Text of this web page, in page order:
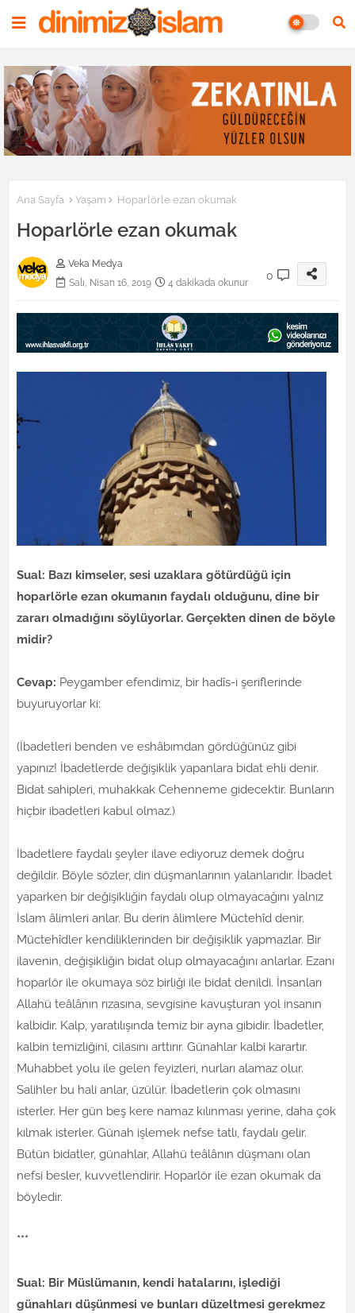
Ana Sayfa Yaşam Hoparlörle ezan okumak
Hoparlörle ezan okumak
Veka Medya
Salı, Nisan 16, 2019
4 dakikada okunur
0
Sual: Bazı kimseler, sesi uzaklara götürdüğü için
hoparlörle ezan okumanın faydalı olduğunu, dine bir
zararı olmadığını söylüyorlar. Gerçekten dinen de böyle
midir?
Cevap: Peygamber efendimiz, bir hadîs-i şeriflerinde
buyuruyorlar ki:
(İbadetleri benden ve eshâbımdan gördüğünüz gibi
yapınız! İbadetlerde değişiklik yapanlara bidat ehli denir.
Bidat sahipleri, muhakkak Cehenneme gidecektir. Bunların
hiçbir ibadetleri kabul olmaz.)
İbadetlere faydalı şeyler ilave ediyoruz demek doğru
değildir. Böyle sözler, din düşmanlarının yalanlarıdır. İbadet
yaparken bir değişikliğin faydalı olup olmayacağını yalnız
İslam âlimleri anlar. Bu derin âlimlere Müctehîd denir.
Müctehîdler kendiliklerinden bir değişiklik yapmazlar. Bir
ilavenin, değişikliğin bidat olup olmayacağını anlarlar. Ezanı
hoparlör ile okumaya söz birliği ile bidat denildi. İnsanları
Allahü teâlânın rızasına, sevgisine kavuşturan yol insanın
kalbidir. Kalp, yaratılışında temiz bir ayna gibidir. İbadetler,
kalbin temizliğini, cilasını arttırır. Günahlar kalbi karartır.
Muhabbet yolu ile gelen feyizleri, nurları alamaz olur.
Salihler bu hali anlar, üzülür. İbadetlerin çok olmasını
isterler. Her gün beş kere namaz kılınması yerine, daha çok
kılmak isterler. Günah işlemek nefse tatlı, faydalı gelir.
Bütün bidatler, günahlar, Allahü teâlânın düşmanı olan
nefsi besler, kuvvetlendirir. Hoparlör ile ezan okumak da
böyledir.
***
Sual: Bir Müslümanın, kendi hatalarını, işlediği
günahları düşünmesi ve bunları düzeltmesi gerekmez